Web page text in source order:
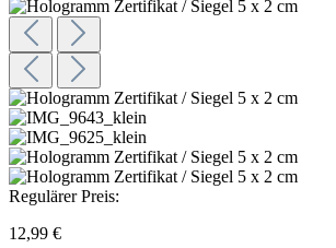
Regulärer Preis:
12,99 €